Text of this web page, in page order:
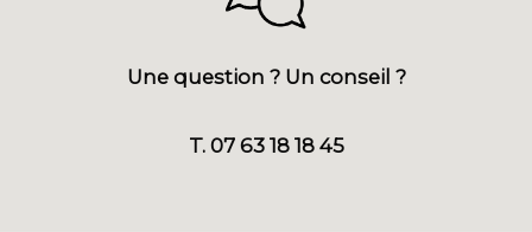
Une question ? Un conseil ?
T. 07 63 18 18 45